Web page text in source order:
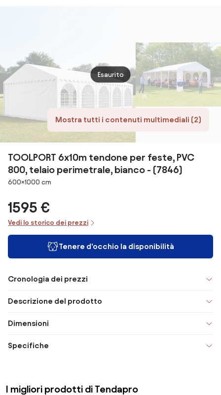
Mostra tutti i contenuti multimediali (2)
Esaurito
TOOLPORT 6x10m tendone per feste, PVC
800, telaio perimetrale, bianco - (7846)
Dimensioni
600×1000 cm
1595 €
Vedi lo storico dei prezzi
Tenere d'occhio la disponibilità
Cronologia dei prezzi
Descrizione del prodotto
Dimensioni
Specifiche
I migliori prodotti di Tendapro